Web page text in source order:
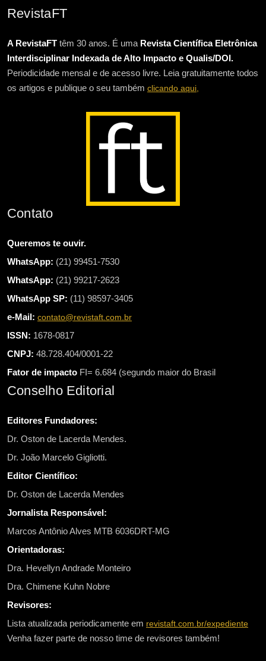
RevistaFT
A RevistaFT têm 30 anos. É uma Revista Científica Eletrônica
Interdisciplinar Indexada de Alto Impacto e Qualis/DOI.
Periodicidade mensal e de acesso livre. Leia gratuitamente todos
os artigos e publique o seu também clicando aqui,
Contato
Queremos te ouvir.
WhatsApp: (21) 99451-7530
WhatsApp: (21) 99217-2623
WhatsApp SP: (11) 98597-3405
e-Mail: contato@revistaft.com.br
ISSN: 1678-0817
CNPJ: 48.728.404/0001-22
Fator de impacto FI= 6.684 (segundo maior do Brasil
Conselho Editorial
Editores Fundadores:
Dr. Oston de Lacerda Mendes.
Dr. João Marcelo Gigliotti.
Editor Científico:
Dr. Oston de Lacerda Mendes
Jornalista Responsável:
Marcos Antônio Alves MTB 6036DRT-MG
Orientadoras:
Dra. Hevellyn Andrade Monteiro
Dra. Chimene Kuhn Nobre
Revisores:
Lista atualizada periodicamente em revistaft.com.br/expediente
Venha fazer parte de nosso time de revisores também!